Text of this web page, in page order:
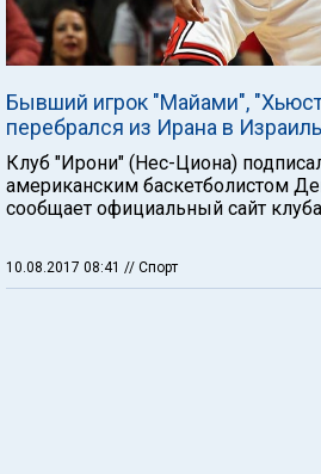
Бывший игрок "Майами",
перебрался из Ирана в Израиль
Клуб "Ирони" (Нес-Циона)
американским баскетболистом
сообщает официальный сайт
10.08.2017 08:41 // Спорт